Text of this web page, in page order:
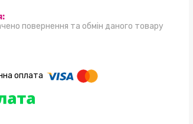
повернення та обмін даного товару